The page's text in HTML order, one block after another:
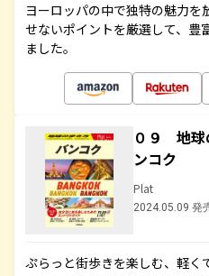
ヨーロッパの中で独特の魅力を
せないポイントを厳選して、豊
ました。
０９ 地
ンコク
Plat
2024.05.09 発
ぷらっと街歩きを楽しむ、軽く